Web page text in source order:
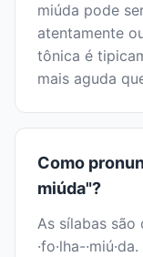
miúda pode
atentamente
tônica é
mais aguda
Como
miúda"?
As sílabas são
·fo·lha-